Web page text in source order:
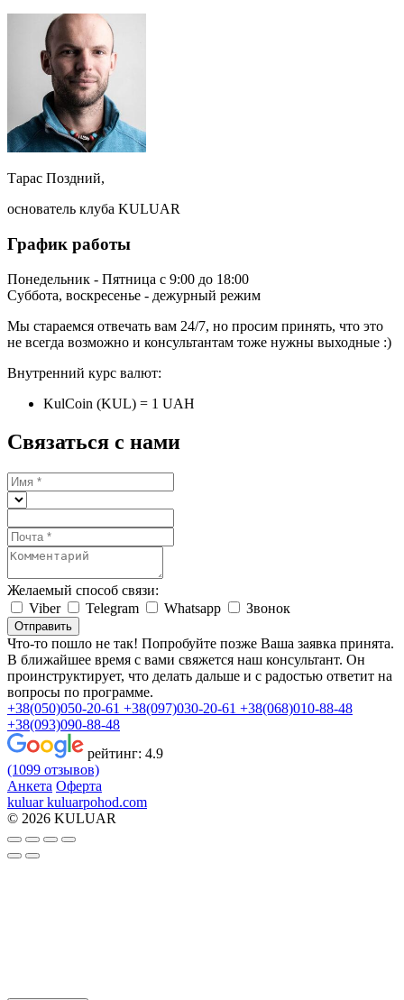
Тарас Поздний,
основатель клуба KULUAR
График работы
Понедельник - Пятница с 9:00 до 18:00
Суббота, воскресенье - дежурный режим
Мы стараемся отвечать вам 24/7, но просим принять, что это
не всегда возможно и консультантам тоже нужны выходные :)
Внутренний курс валют:
KulCoin (KUL) = 1 UAH
Связаться с нами
Желаемый способ связи:
Viber
Telegram Whatsapp Звонок
Отправить
Что-то пошло не так! Попробуйте позже Ваша заявка принята.
В ближайшее время с вами свяжется наш консультант. Он
проинструктирует, что делать дальше и с радостью ответит на
вопросы по программе.
+38(050)050-20-61 +38(097)030-20-61 +38(068)010-88-48
+38(093)090-88-48
рейтинг: 4.9
(1099 отзывов)
Анкета Оферта
kuluar kuluarpohod.com
© 2026 KULUAR